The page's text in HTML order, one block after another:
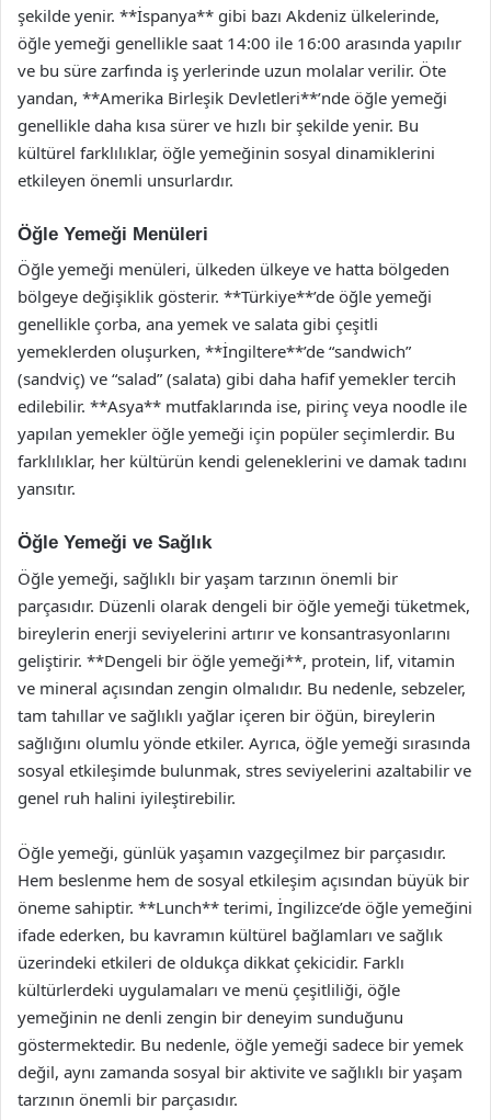
şekilde yenir. **İspanya** gibi bazı Akdeniz ülkelerinde,
öğle yemeği genellikle saat 14:00 ile 16:00 arasında yapılır
ve bu süre zarfında iş yerlerinde uzun molalar verilir. Öte
yandan, **Amerika Birleşik Devletleri**’nde öğle yemeği
genellikle daha kısa sürer ve hızlı bir şekilde yenir. Bu
kültürel farklılıklar, öğle yemeğinin sosyal dinamiklerini
etkileyen önemli unsurlardır.
Öğle Yemeği Menüleri
Öğle yemeği menüleri, ülkeden ülkeye ve hatta bölgeden
bölgeye değişiklik gösterir. **Türkiye**’de öğle yemeği
genellikle çorba, ana yemek ve salata gibi çeşitli
yemeklerden oluşurken, **İngiltere**’de “sandwich”
(sandviç) ve “salad” (salata) gibi daha hafif yemekler tercih
edilebilir. **Asya** mutfaklarında ise, pirinç veya noodle ile
yapılan yemekler öğle yemeği için popüler seçimlerdir. Bu
farklılıklar, her kültürün kendi geleneklerini ve damak tadını
yansıtır.
Öğle Yemeği ve Sağlık
Öğle yemeği, sağlıklı bir yaşam tarzının önemli bir
parçasıdır. Düzenli olarak dengeli bir öğle yemeği tüketmek,
bireylerin enerji seviyelerini artırır ve konsantrasyonlarını
geliştirir. **Dengeli bir öğle yemeği**, protein, lif, vitamin
ve mineral açısından zengin olmalıdır. Bu nedenle, sebzeler,
tam tahıllar ve sağlıklı yağlar içeren bir öğün, bireylerin
sağlığını olumlu yönde etkiler. Ayrıca, öğle yemeği sırasında
sosyal etkileşimde bulunmak, stres seviyelerini azaltabilir ve
genel ruh halini iyileştirebilir.
Öğle yemeği, günlük yaşamın vazgeçilmez bir parçasıdır.
Hem beslenme hem de sosyal etkileşim açısından büyük bir
öneme sahiptir. **Lunch** terimi, İngilizce’de öğle yemeğini
ifade ederken, bu kavramın kültürel bağlamları ve sağlık
üzerindeki etkileri de oldukça dikkat çekicidir. Farklı
kültürlerdeki uygulamaları ve menü çeşitliliği, öğle
yemeğinin ne denli zengin bir deneyim sunduğunu
göstermektedir. Bu nedenle, öğle yemeği sadece bir yemek
değil, aynı zamanda sosyal bir aktivite ve sağlıklı bir yaşam
tarzının önemli bir parçasıdır.